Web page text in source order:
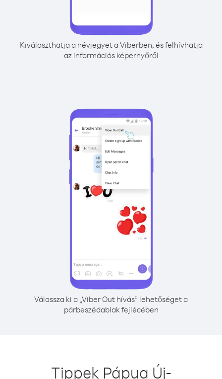
Kiválaszthatja a névjegyet a Viberben, és felhívhatja
az információs képernyőről
Válassza ki a „Viber Out hívás” lehetőséget a
párbeszédablak fejlécében
Tippek Pápua Új-